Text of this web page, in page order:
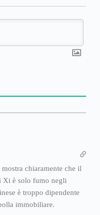
chiaramente che il
Xi è solo fumo negli
è troppo dipendente
immobiliare.